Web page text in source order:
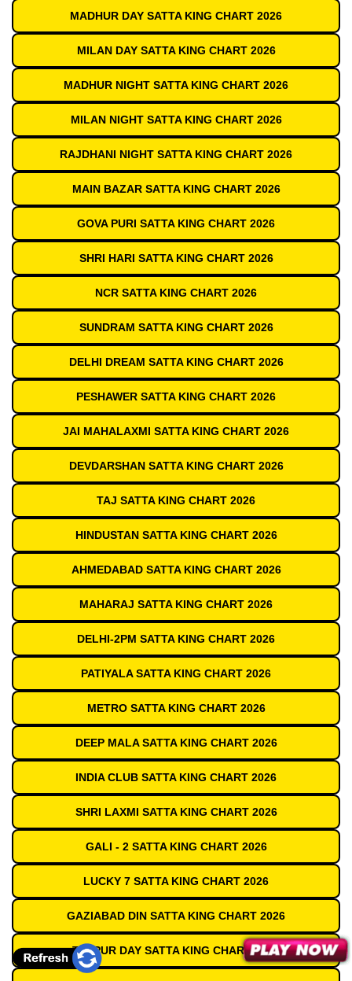
MADHUR DAY SATTA KING CHART 2026
MILAN DAY SATTA KING CHART 2026
MADHUR NIGHT SATTA KING CHART 2026
MILAN NIGHT SATTA KING CHART 2026
RAJDHANI NIGHT SATTA KING CHART 2026
MAIN BAZAR SATTA KING CHART 2026
GOVA PURI SATTA KING CHART 2026
SHRI HARI SATTA KING CHART 2026
NCR SATTA KING CHART 2026
SUNDRAM SATTA KING CHART 2026
DELHI DREAM SATTA KING CHART 2026
PESHAWER SATTA KING CHART 2026
JAI MAHALAXMI SATTA KING CHART 2026
DEVDARSHAN SATTA KING CHART 2026
TAJ SATTA KING CHART 2026
HINDUSTAN SATTA KING CHART 2026
AHMEDABAD SATTA KING CHART 2026
MAHARAJ SATTA KING CHART 2026
DELHI-2PM SATTA KING CHART 2026
PATIYALA SATTA KING CHART 2026
METRO SATTA KING CHART 2026
DEEP MALA SATTA KING CHART 2026
INDIA CLUB SATTA KING CHART 2026
SHRI LAXMI SATTA KING CHART 2026
GALI - 2 SATTA KING CHART 2026
LUCKY 7 SATTA KING CHART 2026
GAZIABAD DIN SATTA KING CHART 2026
TEZPUR DAY SATTA KING CHART 2026